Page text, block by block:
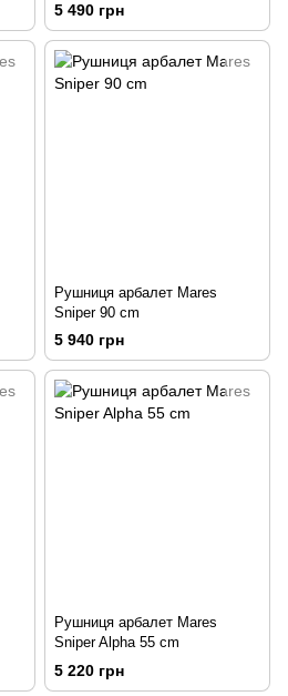
5 490 грн
Рушниця арбалет Mares
Sniper 90 сm
5 940 грн
Рушниця арбалет Mares
Sniper Alpha 55 сm
5 220 грн